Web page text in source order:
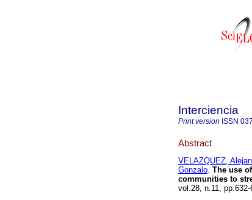
Interciencia
Print version ISSN
Abstract
VELAZQUEZ,
Gonzalo. The use
communities to
vol.28, n.11,